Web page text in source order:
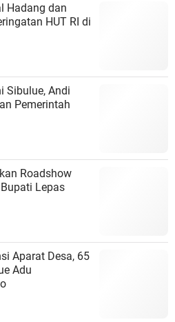
Hadang dan
HUT RI di
Sibulue, Andi
Pemerintah
Roadshow
Lepas
Aparat Desa, 65
Adu